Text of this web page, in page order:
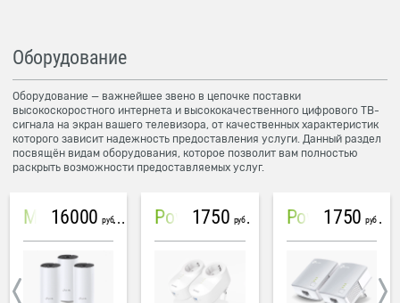
Оборудование
Оборудование — важнейшее звено в цепочке поставки
высокоскоростного интернета и высококачественного цифрового ТВ-
сигнала на экран вашего телевизора, от качественных характеристик
которого зависит надежность предоставления услуги. Данный раздел
посвящён видам оборудования, которое позволит вам полностью
раскрыть возможности предоставляемых услуг.
Mesh система TP-Link Deco M4 (3 устройства)
16000 руб PowerLine Tenda PH6
1750 руб PowerLine TP-Link AV600
1750 руб